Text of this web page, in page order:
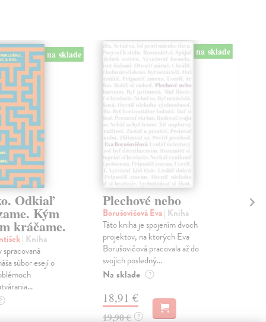
na sklade
Odkiaľ
Kým
kráčame.
| Kniha
súbor esejí o
na sklade
Plechové nebo
Borušovičová Eva| Kniha
Táto kniha je spojením dvoch
projektov, na ktorých Eva
Borušovičová pracovala až do
svojich posledný...
Na sklade ?
18,91 €
19,90 € ?